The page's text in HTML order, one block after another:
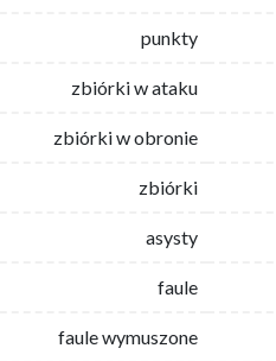
punkty
zbiórki w ataku
zbiórki w obronie
zbiórki
asysty
faule
faule wymuszone